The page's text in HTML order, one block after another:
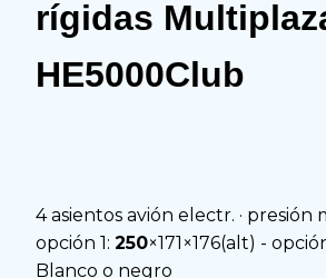
HE5000Club
4 asientos avión electr. · presión
opción 1: 250×171×176(alt) -
Blanco o negro